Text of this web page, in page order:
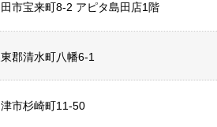
市宝来町8-2 アピタ島田店1階
郡清水町八幡6-1
市杉崎町11-50